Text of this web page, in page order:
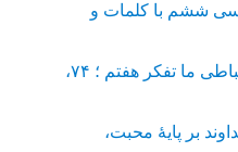
ششم با کلمات و
جواب فعالیت سبک های ارتباطی ما تفکر هفتم ؛ ۷۴،
بر پایهٔ محبت،